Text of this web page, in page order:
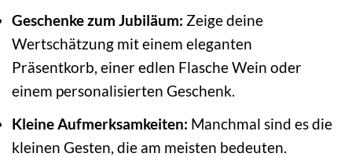
Geschenke zum Jubiläum: Zeige deine
Wertschätzung mit einem eleganten
Präsentkorb, einer edlen Flasche Wein oder
einem personalisierten Geschenk.
Kleine Aufmerksamkeiten: Manchmal sind es die
kleinen Gesten, die am meisten bedeuten.